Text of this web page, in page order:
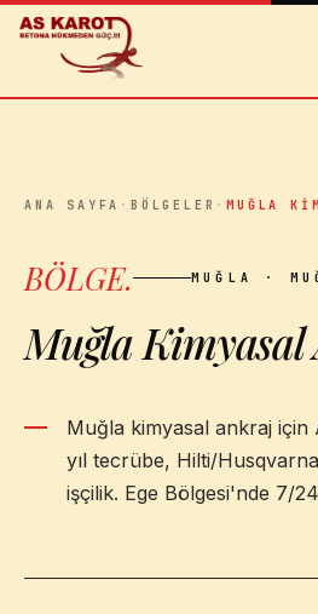
İçeriğe atla
ANA SAYFA ·BÖLGELER ·MUĞLA
BÖLGE. MUĞLA ·
Muğla
Muğla kimyasal ankraj için
yıl tecrübe, Hilti/
işçilik. Ege Bölgesi'nde 7/